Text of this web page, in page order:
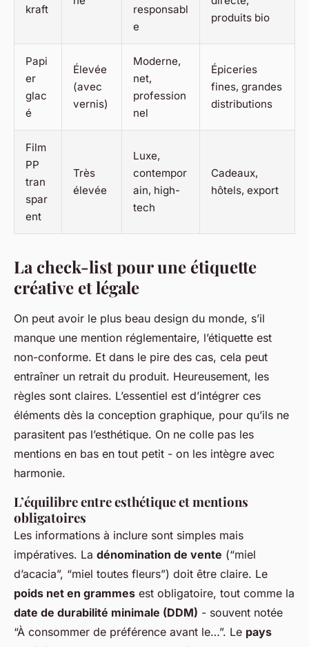
kraft
responsabl
e
produits bio
Papi
er
glac
é
Élevée
(avec
vernis)
Moderne,
net,
profession
nel
Épiceries
fines, grandes
distributions
Film
PP
tran
spar
ent
Très
élevée
Luxe,
contempor
ain, high-
tech
Cadeaux,
hôtels, export
La check-list pour une étiquette
créative et légale
On peut avoir le plus beau design du monde, s’il
manque une mention réglementaire, l’étiquette est
non-conforme. Et dans le pire des cas, cela peut
entraîner un retrait du produit. Heureusement, les
règles sont claires. L’essentiel est d’intégrer ces
éléments dès la conception graphique, pour qu’ils ne
parasitent pas l’esthétique. On ne colle pas les
mentions en bas en tout petit - on les intègre avec
harmonie.
L’équilibre entre esthétique et mentions
obligatoires
Les informations à inclure sont simples mais
impératives. La dénomination de vente (“miel
d’acacia”, “miel toutes fleurs”) doit être claire. Le
poids net en grammes est obligatoire, tout comme la
date de durabilité minimale (DDM) - souvent notée
“À consommer de préférence avant le…”. Le pays